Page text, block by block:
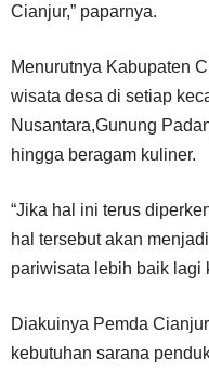
Cianjur,” paparnya.
Menurutnya Kabupaten
wisata desa di setiap
Nusantara,Gunung
hingga beragam kuliner.
“Jika hal ini terus
hal tersebut akan
pariwisata lebih baik lagi
Diakuinya Pemda
kebutuhan sarana